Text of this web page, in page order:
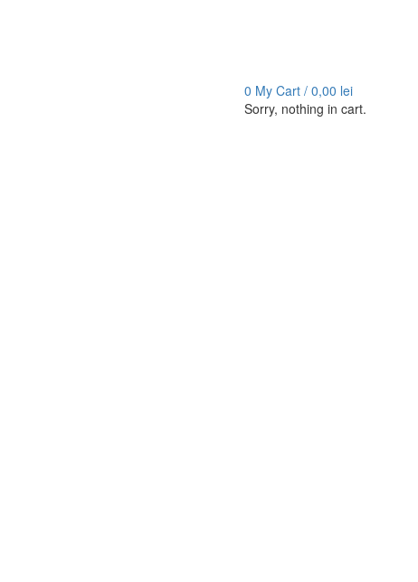
0 My Cart / 0,00 lei
Sorry, nothing in cart.